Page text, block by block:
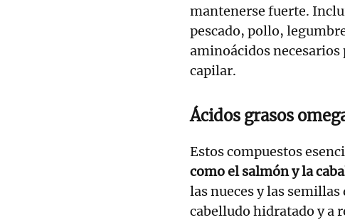
mantenerse fuerte.
pescado, pollo,
aminoácidos necesarios
capilar.
Ácidos grasos
Estos compuestos
como el salmón y la
las nueces y las
cabelludo hidratado y a